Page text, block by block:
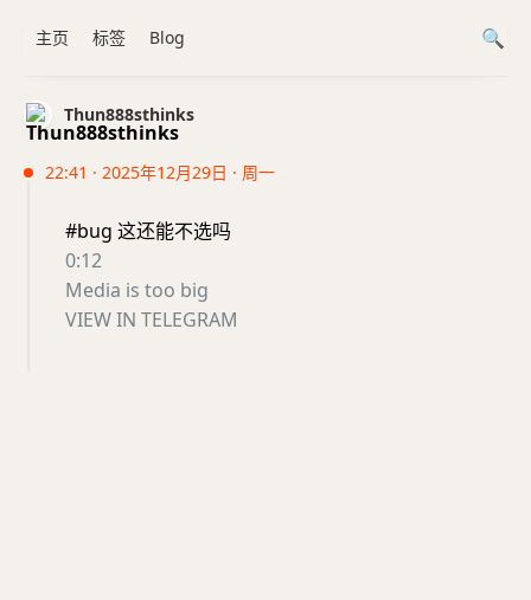
Thun888sthinks
22:41 · 2025年12月29日 · 周一
#bug 这还能不选吗
0:12
Media is too big
VIEW IN TELEGRAM
主页 标签 Blog